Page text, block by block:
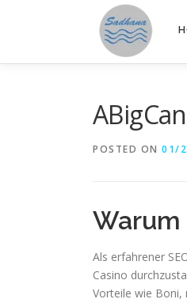
POSTED ON 01/
Warum
Als erfahrener
Casino
Vorteile wie Boni,